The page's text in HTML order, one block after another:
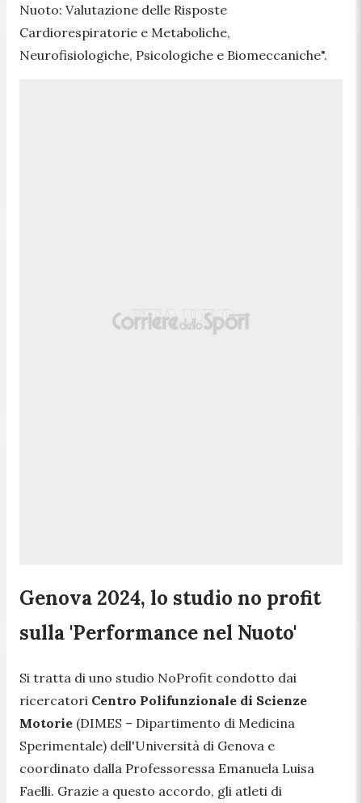
Nuoto: Valutazione delle Risposte
Cardiorespiratorie e Metaboliche,
Neurofisiologiche, Psicologiche e Biomeccaniche".
Genova 2024, lo studio no profit
sulla 'Performance nel Nuoto'
Si tratta di uno studio NoProfit condotto dai
ricercatori Centro Polifunzionale di Scienze
Motorie (DIMES – Dipartimento di Medicina
Sperimentale) dell'Università di Genova e
coordinato dalla Professoressa Emanuela Luisa
Faelli. Grazie a questo accordo, gli atleti di